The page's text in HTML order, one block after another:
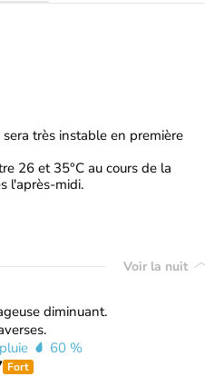
très instable en première
26 et 35°C au cours de la
l'après-midi.
Voir la nuit
diminuant.
60 %
Fort